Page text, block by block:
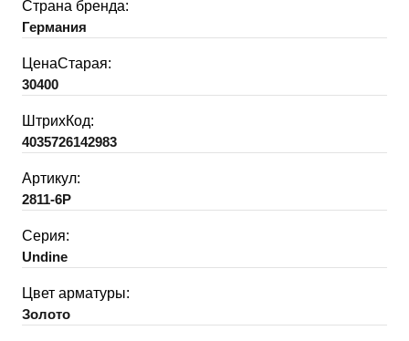
Страна бренда:
Германия
ЦенаСтарая:
30400
ШтрихКод:
4035726142983
Артикул:
2811-6P
Серия:
Undine
Цвет арматуры:
Золото